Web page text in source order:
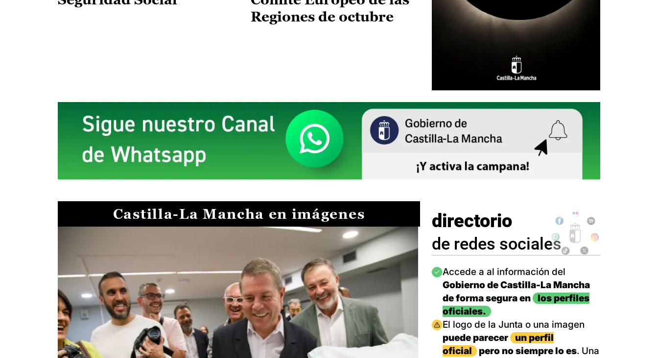
Regiones de octubre
Castilla-La Mancha en imágenes directorio
de redes sociales
Imagen
Accede a al información del
Gobierno de Castilla-La Mancha
de forma segura en
los perfiles
oficiales.
Imagen
El logo de la Junta o una imagen
puede parecer
un perfil
oficial
pero no siempre lo es. Una